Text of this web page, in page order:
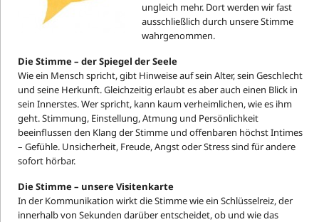
ungleich mehr. Dort werden wir fast
ausschließlich durch unsere Stimme
wahrgenommen.
Die Stimme – der Spiegel der Seele
Wie ein Mensch spricht, gibt Hinweise auf sein Alter, sein Geschlecht
und seine Herkunft. Gleichzeitig erlaubt es aber auch einen Blick in
sein Innerstes. Wer spricht, kann kaum verheimlichen, wie es ihm
geht. Stimmung, Einstellung, Atmung und Persönlichkeit
beeinflussen den Klang der Stimme und offenbaren höchst Intimes
– Gefühle. Unsicherheit, Freude, Angst oder Stress sind für andere
sofort hörbar.
Die Stimme – unsere Visitenkarte
In der Kommunikation wirkt die Stimme wie ein Schlüsselreiz, der
innerhalb von Sekunden darüber entscheidet, ob und wie das